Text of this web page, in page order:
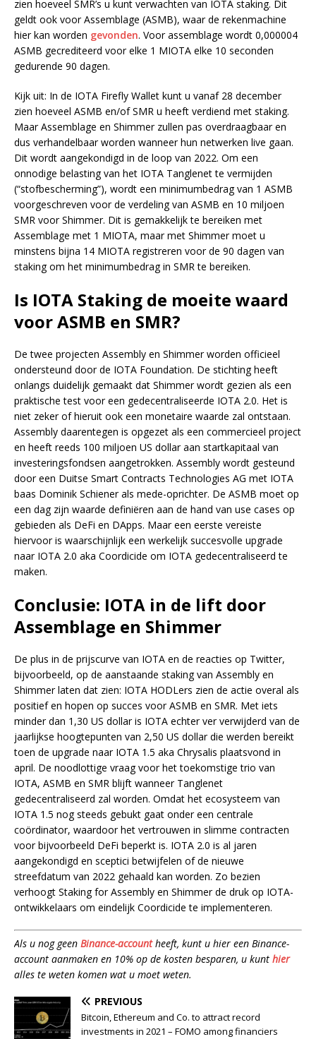
zien hoeveel SMR’s u kunt verwachten van IOTA staking. Dit
geldt ook voor Assemblage (ASMB), waar de rekenmachine
hier kan worden gevonden. Voor assemblage wordt 0,000004
ASMB gecrediteerd voor elke 1 MIOTA elke 10 seconden
gedurende 90 dagen.
Kijk uit: In de IOTA Firefly Wallet kunt u vanaf 28 december
zien hoeveel ASMB en/of SMR u heeft verdiend met staking.
Maar Assemblage en Shimmer zullen pas overdraagbaar en
dus verhandelbaar worden wanneer hun netwerken live gaan.
Dit wordt aangekondigd in de loop van 2022. Om een
onnodige belasting van het IOTA Tanglenet te vermijden
(“stofbescherming”), wordt een minimumbedrag van 1 ASMB
voorgeschreven voor de verdeling van ASMB en 10 miljoen
SMR voor Shimmer. Dit is gemakkelijk te bereiken met
Assemblage met 1 MIOTA, maar met Shimmer moet u
minstens bijna 14 MIOTA registreren voor de 90 dagen van
staking om het minimumbedrag in SMR te bereiken.
Is IOTA Staking de moeite waard
voor ASMB en SMR?
De twee projecten Assembly en Shimmer worden officieel
ondersteund door de IOTA Foundation. De stichting heeft
onlangs duidelijk gemaakt dat Shimmer wordt gezien als een
praktische test voor een gedecentraliseerde IOTA 2.0. Het is
niet zeker of hieruit ook een monetaire waarde zal ontstaan.
Assembly daarentegen is opgezet als een commercieel project
en heeft reeds 100 miljoen US dollar aan startkapitaal van
investeringsfondsen aangetrokken. Assembly wordt gesteund
door een Duitse Smart Contracts Technologies AG met IOTA
baas Dominik Schiener als mede-oprichter. De ASMB moet op
een dag zijn waarde definiëren aan de hand van use cases op
gebieden als DeFi en DApps. Maar een eerste vereiste
hiervoor is waarschijnlijk een werkelijk succesvolle upgrade
naar IOTA 2.0 aka Coordicide om IOTA gedecentraliseerd te
maken.
Conclusie: IOTA in de lift door
Assemblage en Shimmer
De plus in de prijscurve van IOTA en de reacties op Twitter,
bijvoorbeeld, op de aanstaande staking van Assembly en
Shimmer laten dat zien: IOTA HODLers zien de actie overal als
positief en hopen op succes voor ASMB en SMR. Met iets
minder dan 1,30 US dollar is IOTA echter ver verwijderd van de
jaarlijkse hoogtepunten van 2,50 US dollar die werden bereikt
toen de upgrade naar IOTA 1.5 aka Chrysalis plaatsvond in
april. De noodlottige vraag voor het toekomstige trio van
IOTA, ASMB en SMR blijft wanneer Tanglenet
gedecentraliseerd zal worden. Omdat het ecosysteem van
IOTA 1.5 nog steeds gebukt gaat onder een centrale
coördinator, waardoor het vertrouwen in slimme contracten
voor bijvoorbeeld DeFi beperkt is. IOTA 2.0 is al jaren
aangekondigd en sceptici betwijfelen of de nieuwe
streefdatum van 2022 gehaald kan worden. Zo bezien
verhoogt Staking for Assembly en Shimmer de druk op IOTA-
ontwikkelaars om eindelijk Coordicide te implementeren.
Als u nog geen Binance-accountheeft, kunt u hier een Binance-
account aanmaken en 10% op de kosten besparen, u kunt hier
alles te weten komen wat u moet weten.
PREVIOUS
Bitcoin, Ethereum and Co. to attract record
investments in 2021 – FOMO among financiers